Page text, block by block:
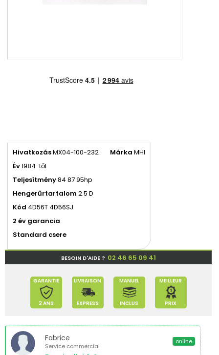
HivatkozásMX04-100-232 Márka MHI
Év1984-től
Teljesítmény84 87 95hp
Hengerűrtartalom 2.5 D
Kód 4D56T 4D56SJ
2 év garancia
Standard csere
BESOIN D'AIDE ? 02 46 65 09 41
GARANTIE
2 ANS
LIVRAISON
EXPRESS
MANUEL
INCLUS
MEILLEUR
PRIX
Fabrice
Service commercial
online